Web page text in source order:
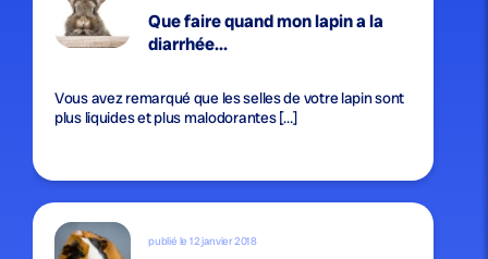
Que faire quand mon lapin a la
diarrhée...
Vous avez remarqué que les selles de votre lapin sont
plus liquides et plus malodorantes […]
publié le 12 janvier 2018